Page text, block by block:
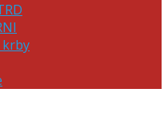
krby